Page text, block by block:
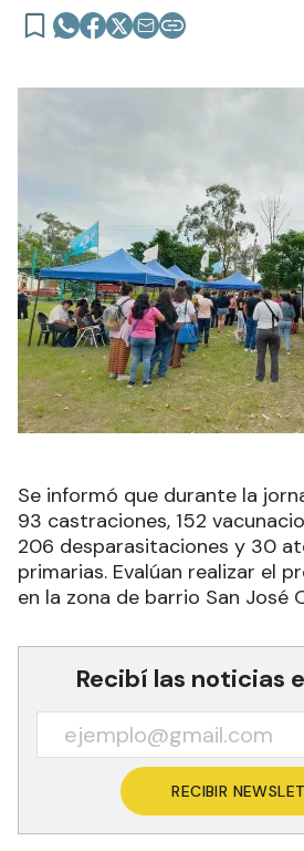
Se informó que durante la
93 castraciones, 152
206 desparasitaciones y 30
primarias. Evalúan realizar el
en la zona de barrio San José
Recibí las noticias
RECIBIR